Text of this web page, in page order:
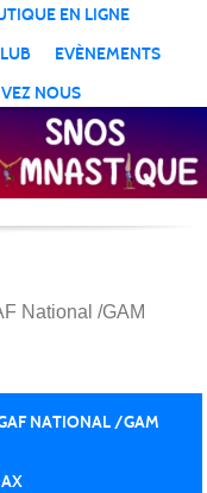
EN LIGNE
EVÈNEMENTS
NOUS
National /GAM
NATIONAL /GAM